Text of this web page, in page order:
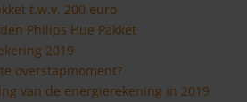
t.w.v. 200 euro
Philips Hue Pakket
2019
overstapmoment?
van de energierekening in 2019